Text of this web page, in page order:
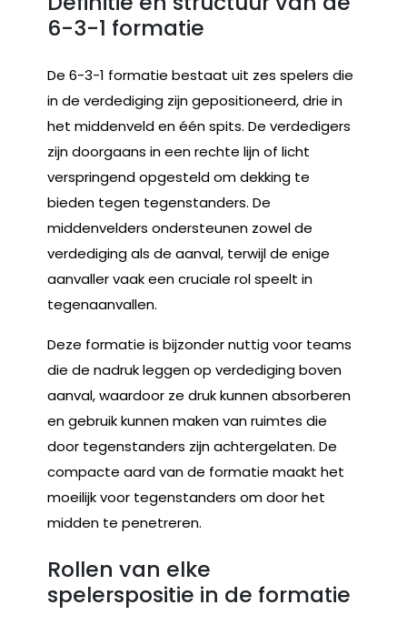
6-3-1 formatie
De 6-3-1 formatie bestaat uit zes spelers die
in de verdediging zijn gepositioneerd, drie in
het middenveld en één spits. De verdedigers
zijn doorgaans in een rechte lijn of licht
verspringend opgesteld om dekking te
bieden tegen tegenstanders. De
middenvelders ondersteunen zowel de
verdediging als de aanval, terwijl de enige
aanvaller vaak een cruciale rol speelt in
tegenaanvallen.
Deze formatie is bijzonder nuttig voor teams
die de nadruk leggen op verdediging boven
aanval, waardoor ze druk kunnen absorberen
en gebruik kunnen maken van ruimtes die
door tegenstanders zijn achtergelaten. De
compacte aard van de formatie maakt het
moeilijk voor tegenstanders om door het
midden te penetreren.
Rollen van elke
spelerspositie in de formatie